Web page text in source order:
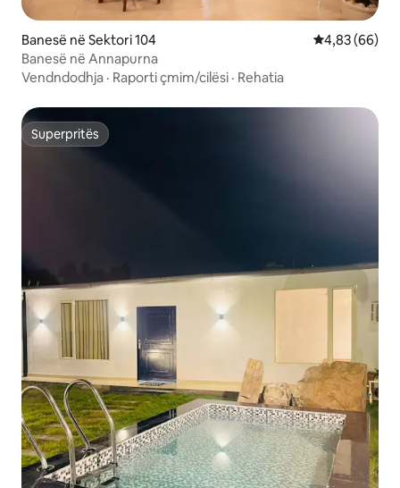
Banesë në Sektori 104 Vlerësimi
4,83 (66)
Banesë në Annapurna
Vendndodhja · Raporti çmim/cilësi · Rehatia
Superpritës
Superpritës